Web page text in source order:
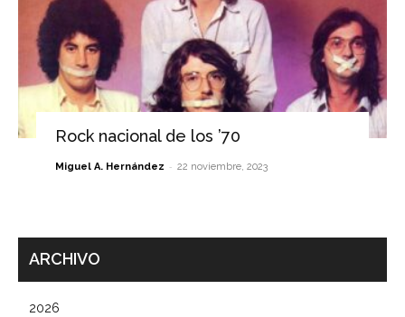
Rock nacional de los ’70
Miguel A. Hernández - 22 noviembre, 2023
ARCHIVO
2026